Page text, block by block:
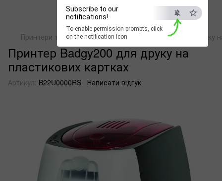
Subscribe to our
notifications!
To enable permission prompts, click
on the notification icon
Принтери термотрансферні Принтер Badgy200 для друку
Принтер Badgy200 для друку на
пластикових картках
Артикул: B22U0000RS Написати відгук